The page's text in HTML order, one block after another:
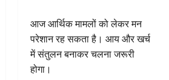
आज आर्थिक मामलों को लेकर मन
परेशान रह सकता है। आय और खर्च
में संतुलन बनाकर चलना जरूरी
होगा।